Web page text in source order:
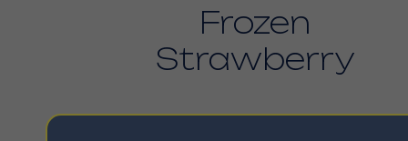
Frozen
Strawberry